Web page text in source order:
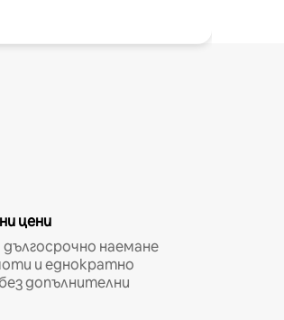
цени
дългосрочно наемане
и еднократно
допълнителни